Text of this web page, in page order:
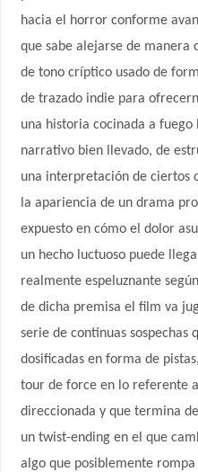
hacia el horror conforme
que sabe alejarse de manera
de tono críptico usado de
de trazado indie para
una historia cocinada a
narrativo bien llevado, de
una interpretación de ciertos
la apariencia de un drama
expuesto en cómo el dolor
un hecho luctuoso puede
realmente espeluznante
de dicha premisa el film va
serie de continuas sospechas
dosificadas en forma de
tour de force en lo referente
direccionada y que termina
un twist-ending en el que
algo que posiblemente